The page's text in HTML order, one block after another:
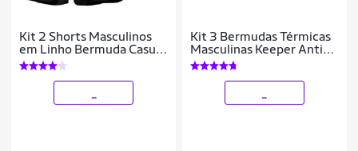
Kit 2 Shorts Masculinos
em Linho Bermuda Casual
Conforto
Kit 3 Bermudas Térmicas
Masculinas Keeper Anti
Assadura